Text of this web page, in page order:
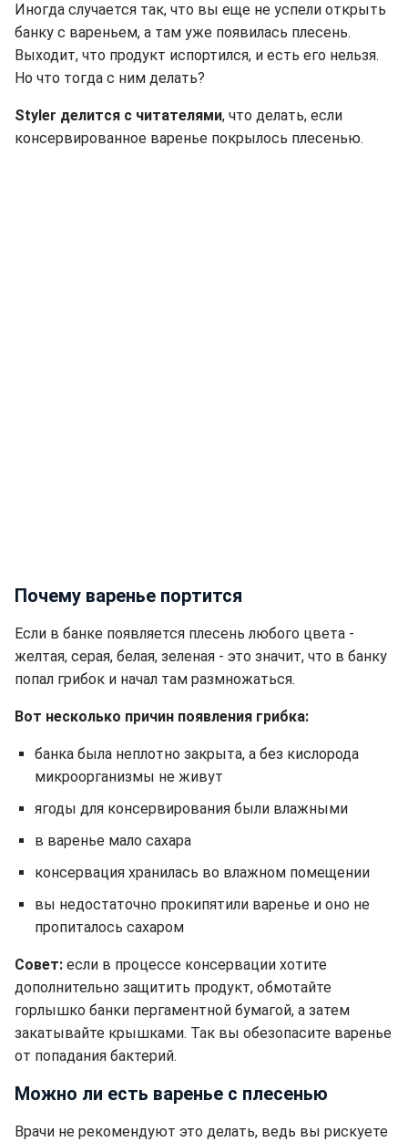
Иногда случается так, что вы еще не успели открыть
банку с вареньем, а там уже появилась плесень.
Выходит, что продукт испортился, и есть его нельзя.
Но что тогда с ним делать?
Styler делится с читателями, что делать, если
консервированное варенье покрылось плесенью.
Почему варенье портится
Если в банке появляется плесень любого цвета -
желтая, серая, белая, зеленая - это значит, что в банку
попал грибок и начал там размножаться.
Вот несколько причин появления грибка:
банка была неплотно закрыта, а без кислорода
микроорганизмы не живут
ягоды для консервирования были влажными
в варенье мало сахара
консервация хранилась во влажном помещении
вы недостаточно прокипятили варенье и оно не
пропиталось сахаром
Совет: если в процессе консервации хотите
дополнительно защитить продукт, обмотайте
горлышко банки пергаментной бумагой, а затем
закатывайте крышками. Так вы обезопасите варенье
от попадания бактерий.
Можно ли есть варенье с плесенью
Врачи не рекомендуют это делать, ведь вы рискуете